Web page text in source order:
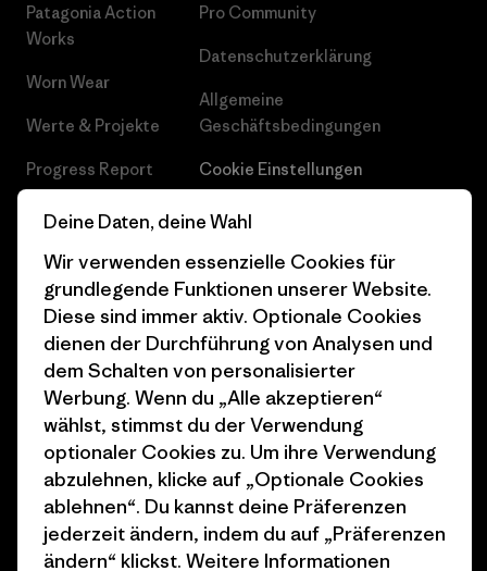
Patagonia Action
Works
Worn Wear
Werte & Projekte
Progress Report
Business Unusual
Klimaziele
1% For The Planet
Wie wir finanzieren
Geschenkgutscheine
Stores in deiner
Nähe
Pro Community
Datenschutzerklärung
Allgemeine
Geschäftsbedingungen
Cookie Einstellungen
Karriere
Pressekontakt
Industry program
Affiliate-Programm
Patagonia Österreich
Seitenverzeichnis
Deine Daten, deine Wahl
Wir verwenden essenzielle Cookies für
grundlegende Funktionen unserer Website.
Diese sind immer aktiv. Optionale Cookies
dienen der Durchführung von Analysen und
dem Schalten von personalisierter
Werbung. Wenn du „Alle akzeptieren“
wählst, stimmst du der Verwendung
optionaler Cookies zu. Um ihre Verwendung
abzulehnen, klicke auf „Optionale Cookies
ablehnen“. Du kannst deine Präferenzen
jederzeit ändern, indem du auf „Präferenzen
ändern“ klickst. Weitere Informationen